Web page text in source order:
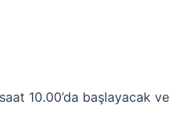
10.00’da başlayacak ve